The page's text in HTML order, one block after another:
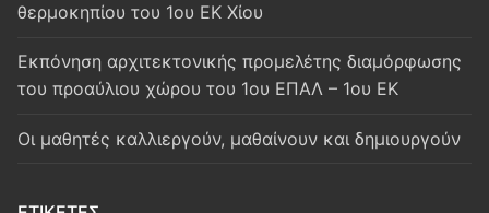
θερμοκηπίου του 1ου ΕΚ Χίου
Εκπόνηση αρχιτεκτονικής προμελέτης διαμόρφωσης
του προαύλιου χώρου του 1ου ΕΠΑΛ – 1ου ΕΚ
Οι μαθητές καλλιεργούν, μαθαίνουν και δημιουργούν